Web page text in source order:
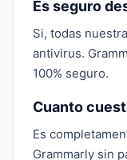
Es seguro
Si, todas
antivirus.
100% seguro.
Cuanto
Es
Grammarly sin